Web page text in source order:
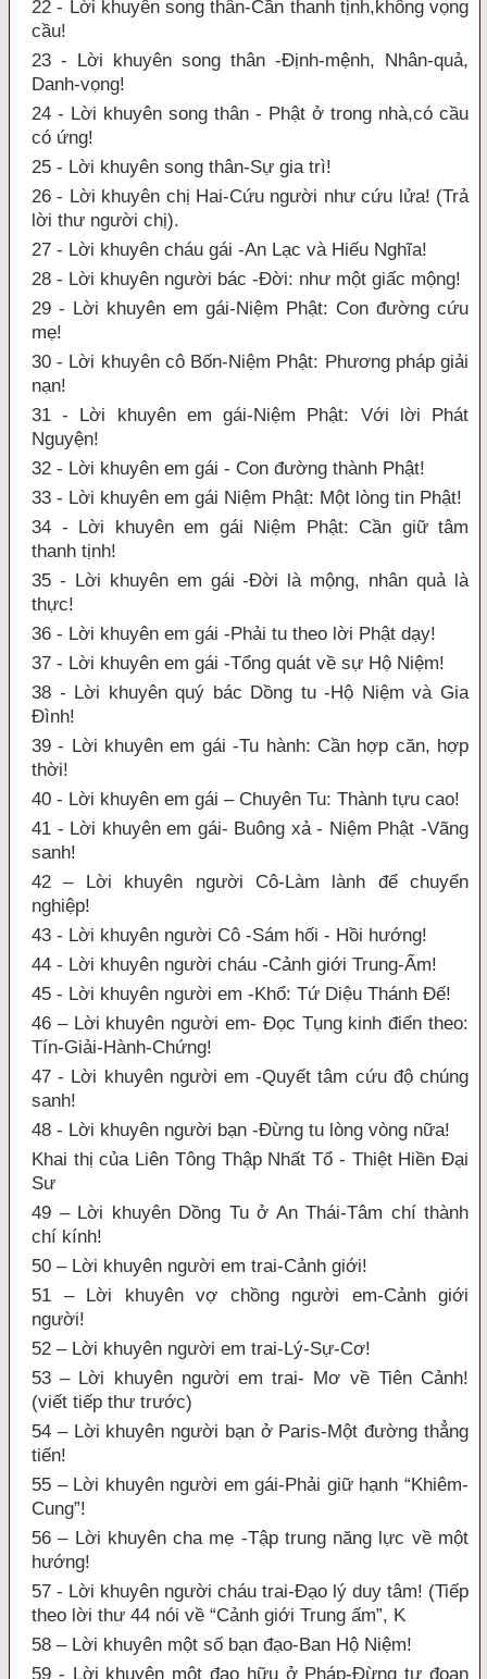
22 - Lời khuyên song thân-Cần thanh tịnh,không vọng
cầu!
23 - Lời khuyên song thân -Định-mệnh, Nhân-quả,
Danh-vọng!
24 - Lời khuyên song thân - Phật ở trong nhà,có cầu
có ứng!
25 - Lời khuyên song thân-Sự gia trì!
26 - Lời khuyên chị Hai-Cứu người như cứu lửa! (Trả
lời thư người chị).
27 - Lời khuyên cháu gái -An Lạc và Hiếu Nghĩa!
28 - Lời khuyên người bác -Đời: như một giấc mộng!
29 - Lời khuyên em gái-Niệm Phật: Con đường cứu
mẹ!
30 - Lời khuyên cô Bốn-Niệm Phật: Phương pháp giải
nạn!
31 - Lời khuyên em gái-Niệm Phật: Với lời Phát
Nguyện!
32 - Lời khuyên em gái - Con đường thành Phật!
33 - Lời khuyên em gái Niệm Phật: Một lòng tin Phật!
34 - Lời khuyên em gái Niệm Phật: Cần giữ tâm
thanh tịnh!
35 - Lời khuyên em gái -Đời là mộng, nhân quả là
thực!
36 - Lời khuyên em gái -Phải tu theo lời Phật dạy!
37 - Lời khuyên em gái -Tổng quát về sự Hộ Niệm!
38 - Lời khuyên quý bác Dồng tu -Hộ Niệm và Gia
Đình!
39 - Lời khuyên em gái -Tu hành: Cần hợp căn, hợp
thời!
40 - Lời khuyên em gái – Chuyên Tu: Thành tựu cao!
41 - Lời khuyên em gái- Buông xả - Niệm Phật -Vãng
sanh!
42 – Lời khuyên người Cô-Làm lành để chuyển
nghiệp!
43 - Lời khuyên người Cô -Sám hối - Hồi hướng!
44 - Lời khuyên người cháu -Cảnh giới Trung-Ấm!
45 - Lời khuyên người em -Khổ: Tứ Diệu Thánh Đế!
46 – Lời khuyên người em- Đọc Tụng kinh điển theo:
Tín-Giải-Hành-Chứng!
47 - Lời khuyên người em -Quyết tâm cứu độ chúng
sanh!
48 - Lời khuyên người bạn -Đừng tu lòng vòng nữa!
Khai thị của Liên Tông Thập Nhất Tổ - Thiệt Hiền Đại
Sư
49 – Lời khuyên Dồng Tu ở An Thái-Tâm chí thành
chí kính!
50 – Lời khuyên người em trai-Cảnh giới!
51 – Lời khuyên vợ chồng người em-Cảnh giới
người!
52 – Lời khuyên người em trai-Lý-Sự-Cơ!
53 – Lời khuyên người em trai- Mơ về Tiên Cảnh!
(viết tiếp thư trước)
54 – Lời khuyên người bạn ở Paris-Một đường thẳng
tiến!
55 – Lời khuyên người em gái-Phải giữ hạnh “Khiêm-
Cung”!
56 – Lời khuyên cha mẹ -Tập trung năng lực về một
hướng!
57 - Lời khuyên người cháu trai-Đạo lý duy tâm! (Tiếp
theo lời thư 44 nói về “Cảnh giới Trung ấm”, K
58 – Lời khuyên một số bạn đạo-Ban Hộ Niệm!
59 - Lời khuyên một đạo hữu ở Pháp-Đừng tự đoạn